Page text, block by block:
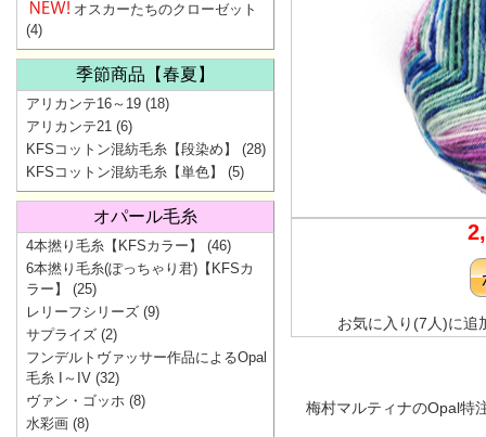
お気に入り(7人)に追
梅村マルティナのOpal特
オスカーたちのクローゼット
(4)
季節商品【春夏】
アリカンテ16～19 (18)
アリカンテ21 (6)
KFSコットン混紡毛糸【段染め】
(28)
KFSコットン混紡毛糸【単色】
(5)
オパール毛糸
4本撚り毛糸【KFSカラー】
(46)
6本撚り毛糸(ぽっちゃり君)【KFSカ
ラー】
(25)
レリーフシリーズ (9)
サプライズ (2)
フンデルトヴァッサー作品によるOpal
毛糸 I～IV (32)
ヴァン・ゴッホ (8)
水彩画 (8)